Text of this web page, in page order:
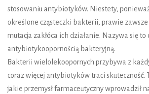
stosowaniu antybiotyków. Niestety,
określone cząsteczki bakterii, prawie zawsze
mutacja zakłóca ich działanie. Nazywa się
antybiotykoopornością bakteryjną.
Bakterii wielolekoopornych przybywa z
coraz więcej antybiotyków traci skuteczność.
jakie przemysł farmaceutyczny wprowadził